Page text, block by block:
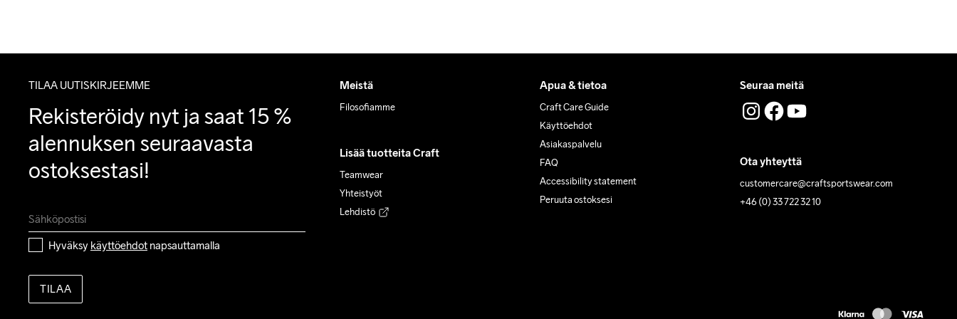
TILAA UUTISKIRJEEMME
Rekisteröidy nyt ja saat 15 %
alennuksen seuraavasta
ostoksestasi!
Hyväksy käyttöehdot napsauttamalla
TILAA
Meistä
Filosofiamme
Lisää tuotteita Craft
Teamwear
Yhteistyöt
Lehdistö
Apua & tietoa
Craft Care Guide
Käyttöehdot
Asiakaspalvelu
FAQ
Accessibility statement
Peruuta ostoksesi
Seuraa meitä
Ota yhteyttä
customercare@craftsportswear.com
+46 (0) 33 722 32 10